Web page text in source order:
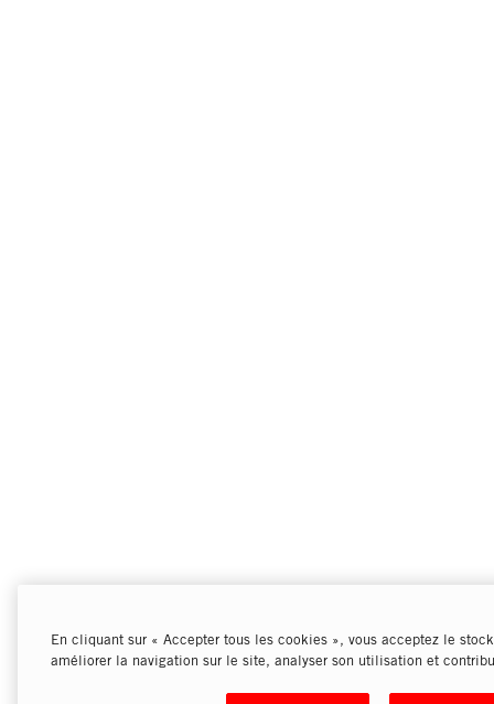
En cliquant sur « Accepter tous les cookies », vous acceptez le
améliorer la navigation sur le site, analyser son utilisation et